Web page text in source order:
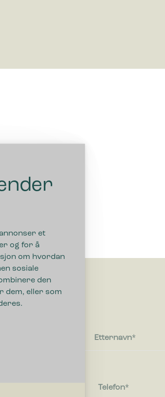
et
og for å
om hvordan
sosiale
den
dem, eller som
Etternavn
Telefon